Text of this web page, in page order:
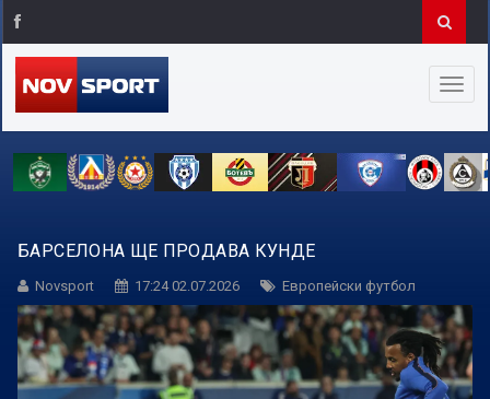
БАРСЕЛОНА ЩЕ ПРОДАВА КУНДЕ
Novsport 17:24 02.07.2026 Европейски футбол